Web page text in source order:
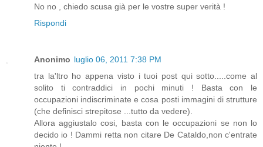
No no , chiedo scusa già per le vostre super verità !
Rispondi
Anonimo luglio 06, 2011 7:38 PM
tra la'ltro ho appena visto i tuoi post qui sotto.....come al
solito ti contraddici in pochi minuti ! Basta con le
occupazioni indiscriminate e cosa posti immagini di strutture
(che definisci strepitose ...tutto da vedere).
Allora aggiustalo cosi, basta con le occupazioni se non lo
decido io ! Dammi retta non citare De Cataldo,non c'entrate